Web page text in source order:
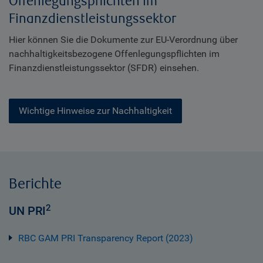
Finanzdienstleistungssektor
Hier können Sie die Dokumente zur EU-Verordnung über
nachhaltigkeitsbezogene Offenlegungspflichten im
Finanzdienstleistungssektor (SFDR) einsehen.
Wichtige Hinweise zur Nachhaltigkeit
Berichte
UN PRI2
RBC GAM PRI Transparency Report (2023)